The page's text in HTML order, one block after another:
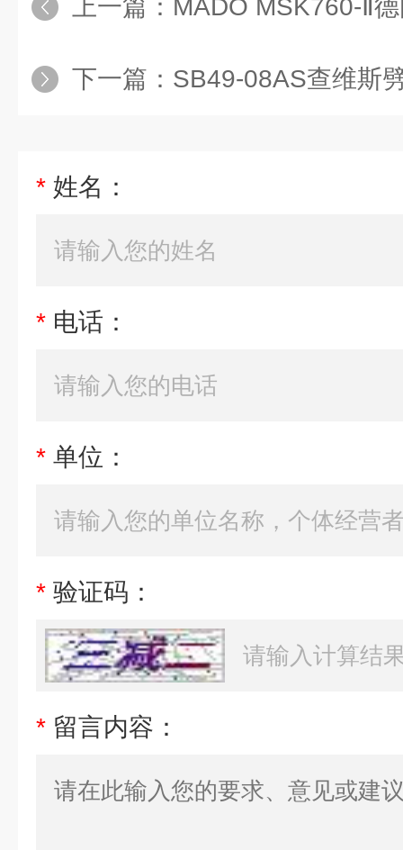
上一篇： MADO MSK760-Ⅱ
下一篇： SB49-08AS查维斯
* 姓名：
* 电话：
* 单位：
* 验证码：
* 留言内容：